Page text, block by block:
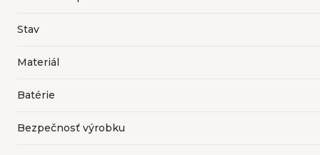
Stav
Materiál
Batérie
Bezpečnosť výrobku